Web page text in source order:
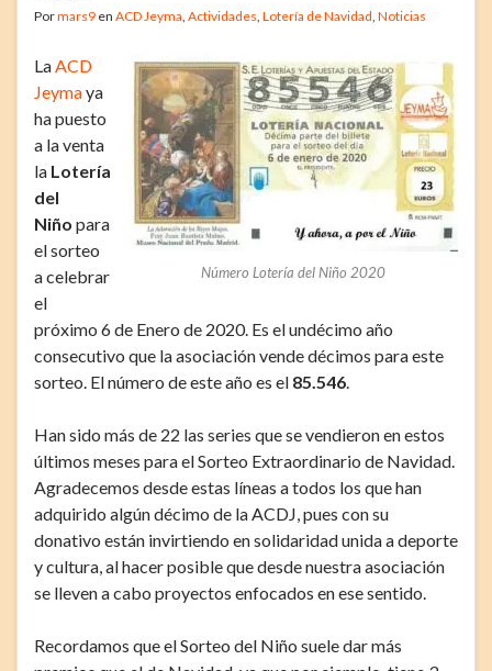
Pormars9 en ACD Jeyma Actividades Lotería de Navidad Noticias
Número Lotería del Niño 2020
La ACD
Jeymaya
ha puesto
a la venta
la Lotería
del
Niño para
el sorteo
a celebrar
el
próximo 6 de Enero de 2020. Es el undécimo año
consecutivo que la asociación vende décimos para este
sorteo. El número de este año es el 85.546
Han sido más de 22 las series que se vendieron en estos
últimos meses para el Sorteo Extraordinario de Navidad.
Agradecemos desde estas líneas a todos los que han
adquirido algún décimo de la ACDJ, pues con su
donativo están invirtiendo en solidaridad unida a deporte
y cultura, al hacer posible que desde nuestra asociación
se lleven a cabo proyectos enfocados en ese sentido.
Recordamos que el Sorteo del Niño suele dar más